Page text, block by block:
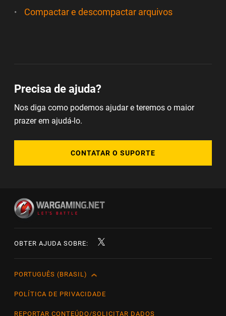
Compactar e descompactar arquivos
Precisa de ajuda?
Nos diga como podemos ajudar e teremos o maior
prazer em ajudá-lo.
CONTATAR O SUPORTE
OBTER AJUDA SOBRE:
English
Čeština
PORTUGUÊS (BRASIL)
POLÍTICA DE PRIVACIDADE
REPORTAR CONTEÚDO/SOLICITAR DADOS